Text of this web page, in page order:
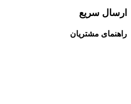
ارسال سریع
راهنمای مشتریان